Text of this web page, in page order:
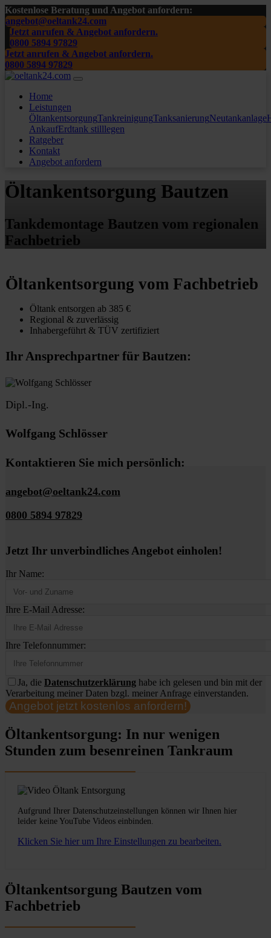
Kostenlose Beratung und Angebot anfordern:
angebot@oeltank24.com
Jetzt anrufen & Angebot anfordern.
0800 5894 97829
Jetzt anrufen & Angebot anfordern.
0800 5894 97829
Home
Leistungen
ÖltankentsorgungTankreinigungTanksanierungNeutankanlage
AnkaufErdtank stilllegen
Ratgeber
Kontakt
Angebot anfordern
Öltankentsorgung Bautzen
Tankdemontage Bautzen vom regionalen
Fachbetrieb
Öltankentsorgung vom Fachbetrieb
Öltank entsorgen ab 385 €
Regional & zuverlässig
Inhabergeführt & TÜV zertifiziert
Ihr Ansprechpartner für Bautzen:
Dipl.-Ing.
Wolfgang Schlösser
Kontaktieren Sie mich persönlich:
angebot@oeltank24.com
0800 5894 97829
Jetzt Ihr unverbindliches Angebot einholen!
Ihr Name:
Ihre E-Mail Adresse:
Ihre Telefonnummer:
Ja, die Datenschutzerklärung habe ich gelesen und bin mit der
Verarbeitung meiner Daten bzgl. meiner Anfrage einverstanden.
Angebot jetzt kostenlos anfordern!
Öltankentsorgung: In nur wenigen
Stunden zum besenreinen Tankraum
Aufgrund Ihrer Datenschutzeinstellungen können wir Ihnen hier
leider keine YouTube Videos einbinden.
Klicken Sie hier um Ihre Einstellungen zu bearbeiten.
Öltankentsorgung Bautzen vom
Fachbetrieb